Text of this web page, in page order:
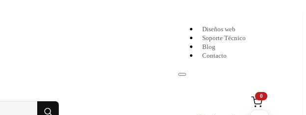
Diseños web
Soporte Técnico
Blog
Contacto
0